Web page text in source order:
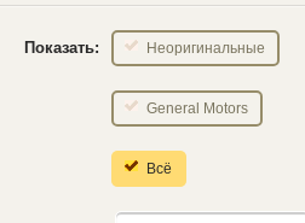
Показать: Неоригинальные
General Motors
Всё